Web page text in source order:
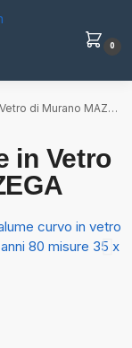
0
di Murano MAZZEGA
in Vetro